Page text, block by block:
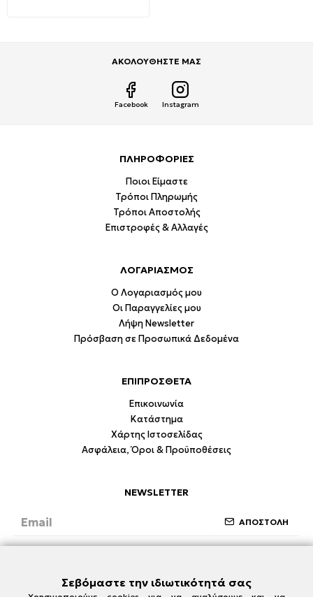
ΑΚΟΛΟΥΘΗΣΤΕ ΜΑΣ
Facebook Instagram
ΠΛΗΡΟΦΟΡΙΕΣ
Ποιοι Είμαστε
Τρόποι Πληρωμής
Τρόποι Αποστολής
Επιστροφές & Αλλαγές
ΛΟΓΑΡΙΑΣΜΟΣ
Ο Λογαριασμός μου
Οι Παραγγελίες μου
Λήψη Newsletter
Πρόσβαση σε Προσωπικά Δεδομένα
ΕΠΙΠΡΟΣΘΕΤΑ
Επικοινωνία
Κατάστημα
Χάρτης Ιστοσελίδας
Ασφάλεια, Όροι & Προϋποθέσεις
NEWSLETTER
ΑΠΟΣΤΟΛΗ
Σεβόμαστε την ιδιωτικότητά σας